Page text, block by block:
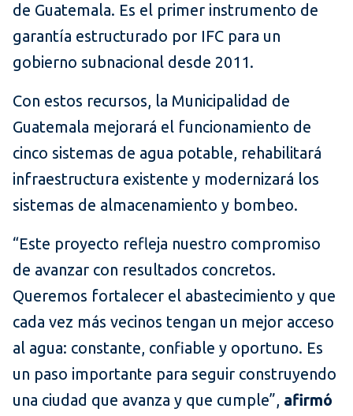
de Guatemala. Es el primer instrumento de
garantía estructurado por IFC para un
gobierno subnacional desde 2011.
Con estos recursos, la Municipalidad de
Guatemala mejorará el funcionamiento de
cinco sistemas de agua potable, rehabilitará
infraestructura existente y modernizará los
sistemas de almacenamiento y bombeo.
“Este proyecto refleja nuestro compromiso
de avanzar con resultados concretos.
Queremos fortalecer el abastecimiento y que
cada vez más vecinos tengan un mejor acceso
al agua: constante, confiable y oportuno. Es
un paso importante para seguir construyendo
una ciudad que avanza y que cumple”, afirmó